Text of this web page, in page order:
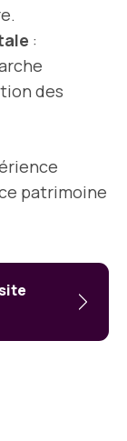
:
des
patrimoine